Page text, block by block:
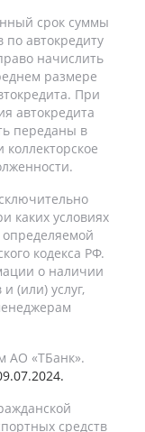
срок суммы
автокредиту
начислить
размере
При
автокредита
переданы в
каких условиях
кодекса РФ.
о наличии
(или) услуг,
АО «ТБанк».
средств